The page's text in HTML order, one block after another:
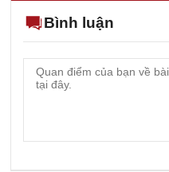
Bình luận